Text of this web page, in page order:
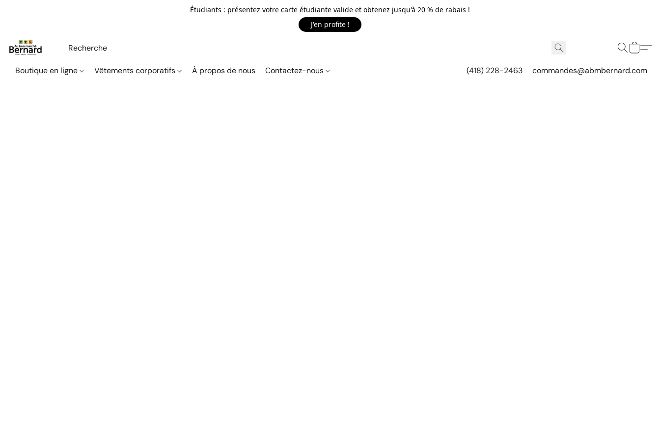
Étudiants : présentez votre carte étudiante valide et obtenez jusqu'à 20 % de rabais !
J'en profite !
Boutique en ligne Vêtements corporatifs À propos de nous Contactez-nous (418) 228-2463 commandes@abmbernard.com